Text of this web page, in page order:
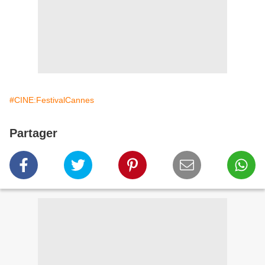
#CINE:FestivalCannes
Partager